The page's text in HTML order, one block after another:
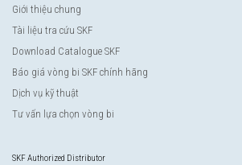
Giới thiệu chung
Tài liệu tra cứu SKF
Download Catalogue SKF
Báo giá vòng bi SKF chính hãng
Dịch vụ kỹ thuật
Tư vấn lựa chọn vòng bi
SKF Authorized Distributor